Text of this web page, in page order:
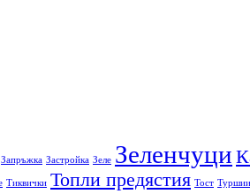
Запръжка Застройка Зеле Зеленчуци
Тиквички Топли предястия Тост Туршии